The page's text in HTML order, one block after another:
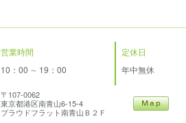
営業時間
定休日
10：00 ∼ 19：00
年中無休
〒107-0062
東京都港区南青山6-15-4
プラウドフラット南青山Ｂ２Ｆ